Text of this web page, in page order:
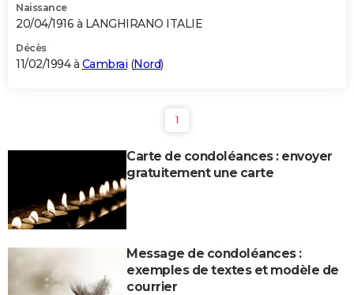
Naissance
20/04/1916 à LANGHIRANO ITALIE
Décès
11/02/1994 à Cambrai (Nord)
1
Carte de condoléances : envoyer
gratuitement une carte
Message de condoléances :
exemples de textes et modèle de
courrier